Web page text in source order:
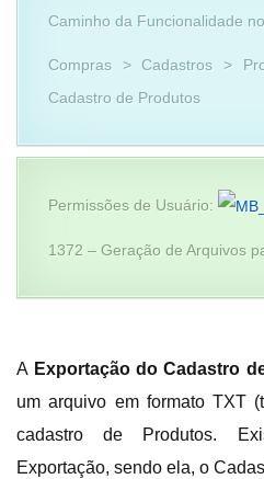
Caminho da Funcionalidade
Compras > Cadastros >
Cadastro de Produtos
Permissões de Usuário:
1372 – Geração de Arquivos
A Exportação do Cadastro
um arquivo em formato TXT
cadastro de Produtos.
Exportação, sendo ela, o